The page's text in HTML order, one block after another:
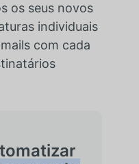
os seus novos
individuais
com cada